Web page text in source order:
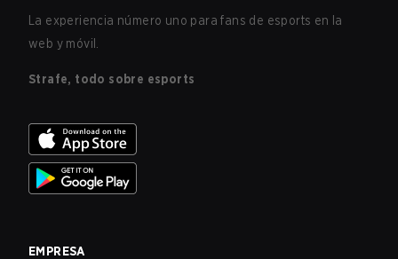
La experiencia número uno para fans de esports en la
web y móvil.
Strafe, todo sobre esports
EMPRESA